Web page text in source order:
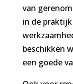
van
in de
beschikken
een goede